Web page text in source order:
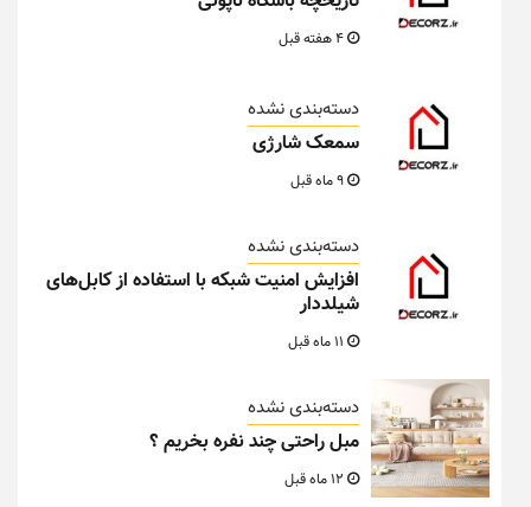
دسته‌بندی نشده
سمعک شارژی
دسته‌بندی نشده
افزایش امنیت شبکه با استفاده از کابل‌های
شیلددار
دسته‌بندی نشده
مبل راحتی چند نفره بخریم ؟